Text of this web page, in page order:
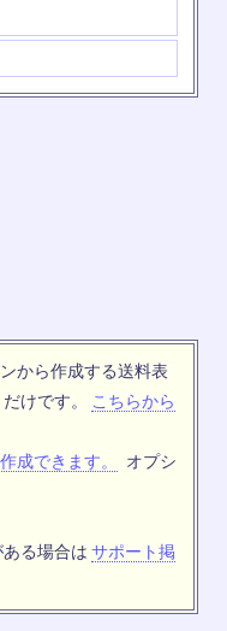
から作成する送料表
けです。
こちらから
成できます。 オプシ
る場合は サポート掲